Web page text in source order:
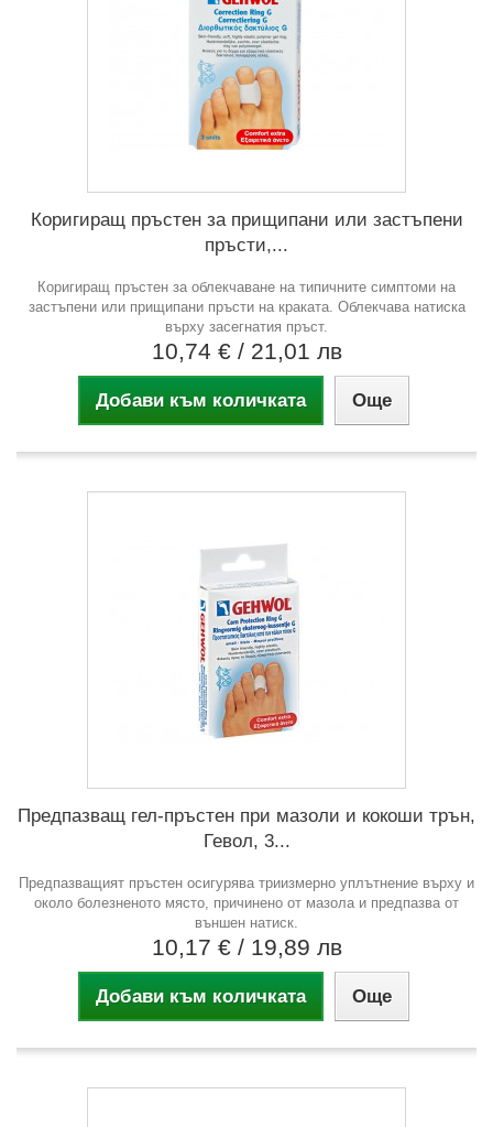
Коригиращ пръстен за прищипани или застъпени
пръсти,...
Коригиращ пръстен за облекчаване на типичните симптоми на
застъпени или прищипани пръсти на краката. Облекчава натиска
върху засегнатия пръст.
10,74 € / 21,01 лв
Добави към количката Още
Предпазващ гел-пръстен при мазоли и кокоши трън,
Гевол, 3...
Предпазващият пръстен осигурява триизмерно уплътнение върху и
около болезненото място, причинено от мазола и предпазва от
външен натиск.
10,17 € / 19,89 лв
Добави към количката Още